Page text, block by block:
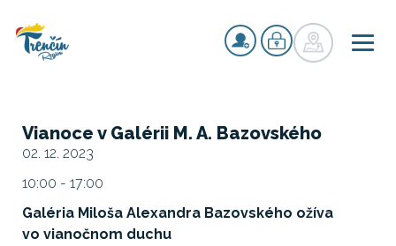
Vianoce v Galérii M. A. Bazovského
02. 12. 2023
10:00 - 17:00
Galéria Miloša Alexandra Bazovského ožíva
vo vianočnom duchu